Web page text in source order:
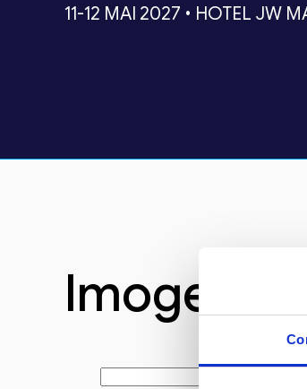
11-12 MAI 2027 • HOTEL JW
Imogen
Caută